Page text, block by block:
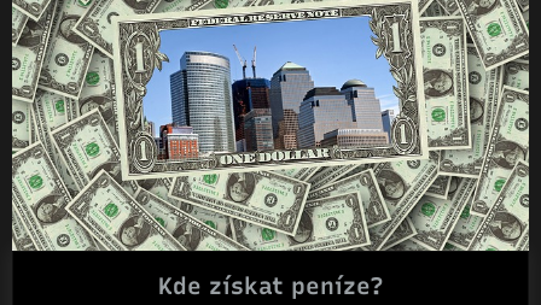
Kde získat peníze?